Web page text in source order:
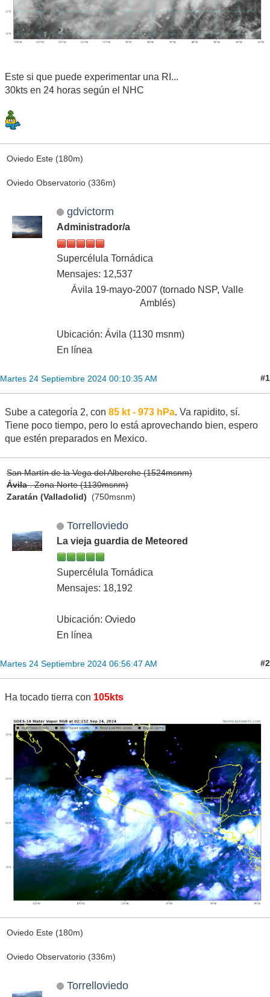
Este si que puede experimentar una RI...
30kts en 24 horas según el NHC
Oviedo Este (180m)
Oviedo Observatorio (336m)
gdvictorm
Administrador/a
Supercélula Tornádica
Mensajes: 12,537
Ávila 19-mayo-2007 (tornado NSP, Valle
Amblés)
Ubicación: Ávila (1130 msnm)
En línea
Martes 24 Septiembre 2024 00:10:35 AM #1
Sube a categoría 2, con 85 kt - 973 hPa. Va rapidito, sí.
Tiene poco tiempo, pero lo está aprovechando bien, espero
que estén preparados en Mexico.
San Martín de la Vega del Alberche (1524msnm)
Ávila. Zona Norte (1130msnm)
Zaratán (Valladolid) (750msnm)
Torrelloviedo
La vieja guardia de Meteored
Supercélula Tornádica
Mensajes: 18,192
Ubicación: Oviedo
En línea
Martes 24 Septiembre 2024 06:56:47 AM #2
Ha tocado tierra con 105kts
Oviedo Este (180m)
Oviedo Observatorio (336m)
Torrelloviedo